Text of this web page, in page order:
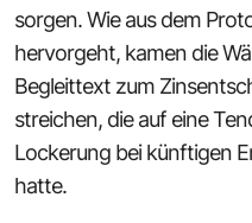
sorgen. Wie aus dem
hervorgeht, kamen die
Begleittext zum
streichen, die auf eine
Lockerung bei künftigen
hatte.